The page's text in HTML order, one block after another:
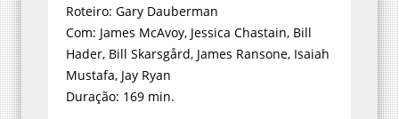
Roteiro: Gary Dauberman
Com: James McAvoy, Jessica Chastain, Bill
Hader, Bill Skarsgård, James Ransone, Isaiah
Mustafa, Jay Ryan
Duração: 169 min.